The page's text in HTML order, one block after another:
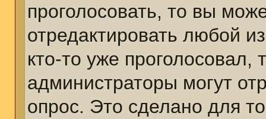
проголосовать, то вы
отредактировать любой
кто-то уже
администраторы могут
опрос. Это сделано для